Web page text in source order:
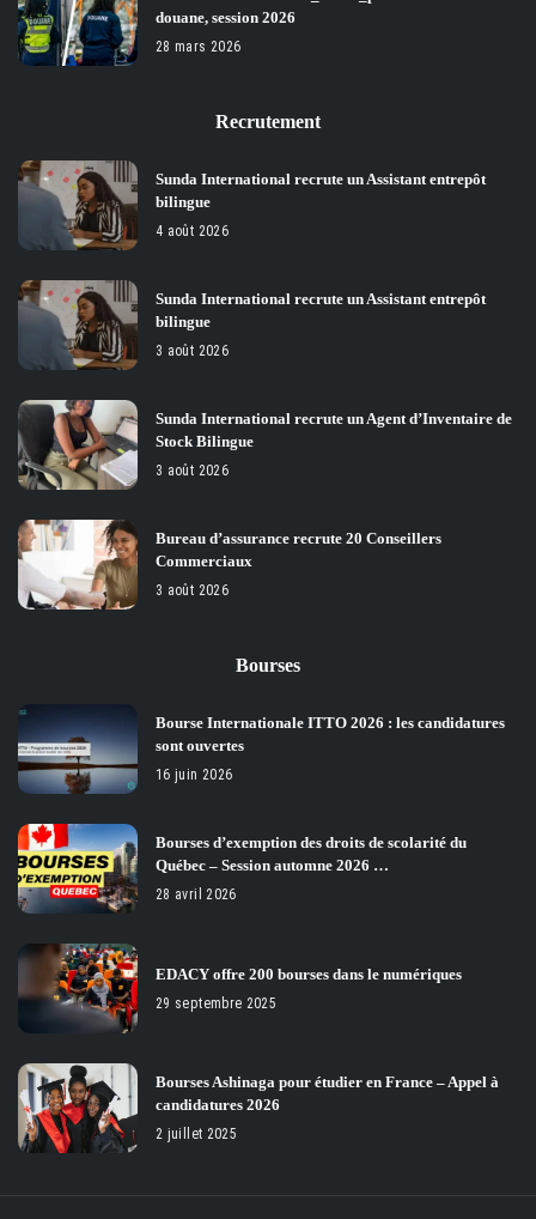
douane, session 2026
28 mars 2026
Recrutement
Sunda International recrute un Assistant entrepôt
bilingue
4 août 2026
Sunda International recrute un Assistant entrepôt
bilingue
3 août 2026
Sunda International recrute un Agent d’Inventaire de
Stock Bilingue
3 août 2026
Bureau d’assurance recrute 20 Conseillers
Commerciaux
3 août 2026
Bourses
Bourse Internationale ITTO 2026 : les candidatures
sont ouvertes
16 juin 2026
Bourses d’exemption des droits de scolarité du
Québec – Session automne 2026 …
28 avril 2026
EDACY offre 200 bourses dans le numériques
29 septembre 2025
Bourses Ashinaga pour étudier en France – Appel à
candidatures 2026
2 juillet 2025